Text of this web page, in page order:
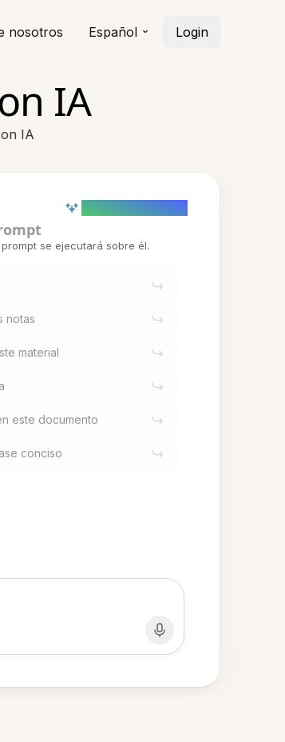
nosotros Español Login
IA
IA
se ejecutará sobre él.
notas
material
este documento
conciso